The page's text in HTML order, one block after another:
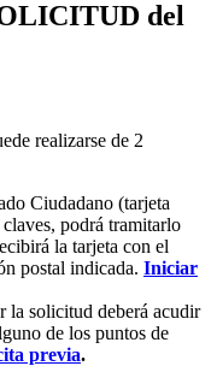
del
realizarse de 2
Ciudadano (tarjeta
podrá tramitarlo
la tarjeta con el
postal indicada. Iniciar
la solicitud deberá acudir
de los puntos de
previa.